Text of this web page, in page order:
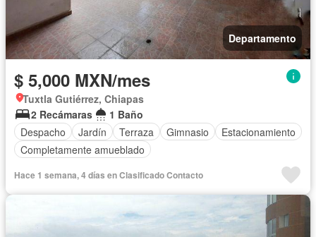
Departamento
$ 5,000 MXN/mes
Tuxtla Gutiérrez, Chiapas
2 Recámaras
1 Baño
Despacho
Jardín Terraza Gimnasio
Estacionamiento
Completamente amueblado
Hace 1 semana, 4 días en Clasificado Contacto